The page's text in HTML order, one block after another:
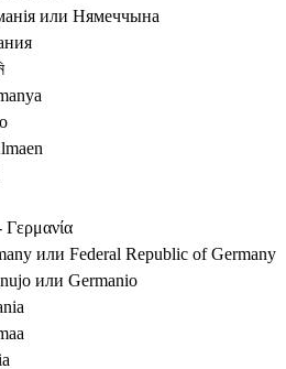
или Нямеччына
или Federal Republic of Germany
или Germanio